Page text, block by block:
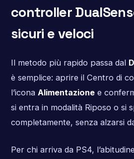
controller
sicuri e veloci
Il metodo più rapido passa dal
è semplice: aprire il Centro di
l’icona Alimentazionee
si entra in modalità Riposo o si
completamente, senza alzarsi
Per chi arriva da PS4,